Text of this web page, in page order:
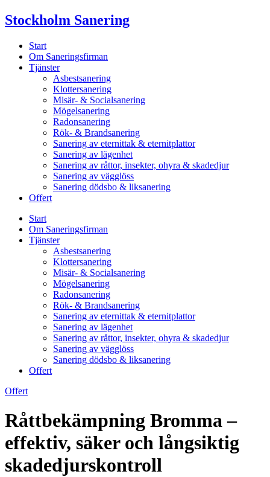
Skip
to
Stockholm Sanering
Start
Om Saneringsfirman
Tjänster
Asbestsanering
Klottersanering
Misär- & Socialsanering
Mögelsanering
Radonsanering
Rök- & Brandsanering
Sanering av eternittak & eternitplattor
Sanering av lägenhet
Sanering av råttor, insekter, ohyra & skadedjur
Sanering av vägglöss
Sanering dödsbo & liksanering
Offert
Start
Om Saneringsfirman
Tjänster
Asbestsanering
Klottersanering
Misär- & Socialsanering
Mögelsanering
Radonsanering
Rök- & Brandsanering
Sanering av eternittak & eternitplattor
Sanering av lägenhet
Sanering av råttor, insekter, ohyra & skadedjur
Sanering av vägglöss
Sanering dödsbo & liksanering
Offert
Offert
Råttbekämpning Bromma –
effektiv, säker och långsiktig
skadedjurskontroll